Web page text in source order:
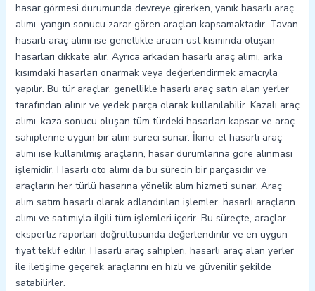
hasar görmesi durumunda devreye girerken, yanık hasarlı araç
alımı, yangın sonucu zarar gören araçları kapsamaktadır. Tavan
hasarlı araç alımı ise genellikle aracın üst kısmında oluşan
hasarları dikkate alır. Ayrıca arkadan hasarlı araç alımı, arka
kısımdaki hasarları onarmak veya değerlendirmek amacıyla
yapılır. Bu tür araçlar, genellikle hasarlı araç satın alan yerler
tarafından alınır ve yedek parça olarak kullanılabilir. Kazalı araç
alımı, kaza sonucu oluşan tüm türdeki hasarları kapsar ve araç
sahiplerine uygun bir alım süreci sunar. İkinci el hasarlı araç
alımı ise kullanılmış araçların, hasar durumlarına göre alınması
işlemidir. Hasarlı oto alımı da bu sürecin bir parçasıdır ve
araçların her türlü hasarına yönelik alım hizmeti sunar. Araç
alım satım hasarlı olarak adlandırılan işlemler, hasarlı araçların
alımı ve satımıyla ilgili tüm işlemleri içerir. Bu süreçte, araçlar
ekspertiz raporları doğrultusunda değerlendirilir ve en uygun
fiyat teklif edilir. Hasarlı araç sahipleri, hasarlı araç alan yerler
ile iletişime geçerek araçlarını en hızlı ve güvenilir şekilde
satabilirler.